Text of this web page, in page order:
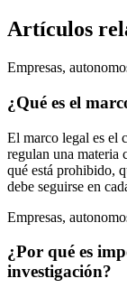
Artículos
Empresas,
¿Qué es el
El marco legal es el
regulan una materia
qué está prohibido,
debe seguirse en
Empresas,
¿Por qué es
investigación?